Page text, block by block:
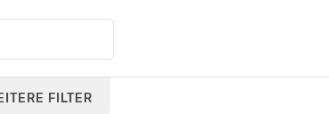
FILTER